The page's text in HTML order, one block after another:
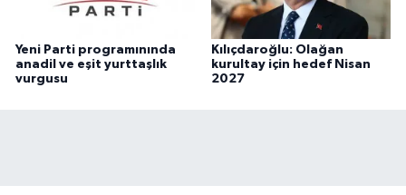
Yeni Parti programınında
anadil ve eşit yurttaşlık
vurgusu
Kılıçdaroğlu: Olağan
kurultay için hedef Nisan
2027